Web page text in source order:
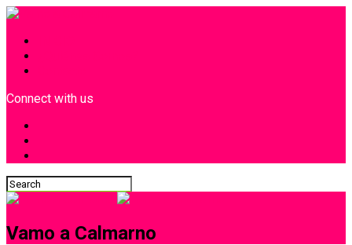
Connect with us
Vamo a Calmarno